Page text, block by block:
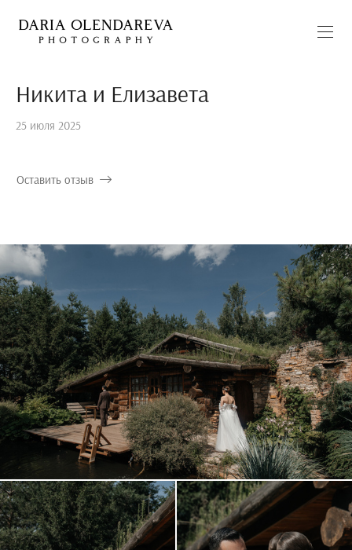
Никита и Елизавета
25 июля 2025
Оставить отзыв